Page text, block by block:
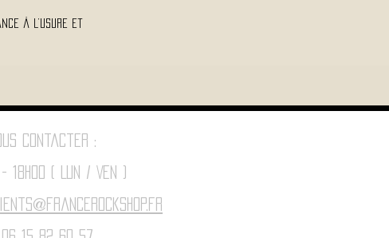
à l’usure et
contacter :
18H00 ( Lun / Ven )